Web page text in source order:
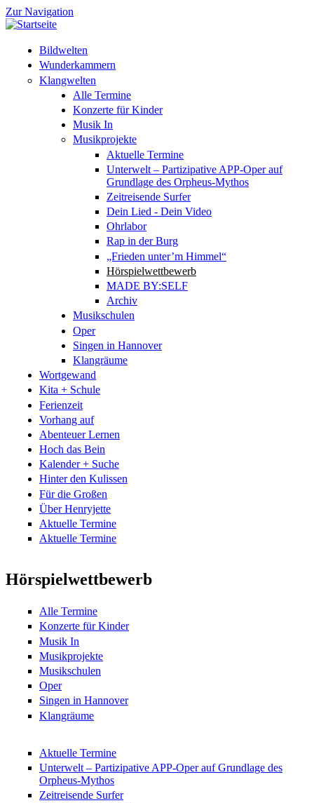
Zur Navigation
Bildwelten
Wunderkammern
Klangwelten
Alle Termine
Konzerte für Kinder
Musik In
Musikprojekte
Aktuelle Termine
Unterwelt – Partizipative APP-Oper auf
Grundlage des Orpheus-Mythos
Zeitreisende Surfer
Dein Lied - Dein Video
Ohrlabor
Rap in der Burg
„Frieden unter’m Himmel“
Hörspielwettbewerb
MADE BY:SELF
Archiv
Musikschulen
Oper
Singen in Hannover
Klangräume
Wortgewand
Kita + Schule
Ferienzeit
Vorhang auf
Abenteuer Lernen
Hoch das Bein
Kalender + Suche
Hinter den Kulissen
Für die Großen
Über Henryjette
Aktuelle Termine
Aktuelle Termine
Hörspielwettbewerb
Alle Termine
Konzerte für Kinder
Musik In
Musikprojekte
Musikschulen
Oper
Singen in Hannover
Klangräume
Aktuelle Termine
Unterwelt – Partizipative APP-Oper auf Grundlage des
Orpheus-Mythos
Zeitreisende Surfer